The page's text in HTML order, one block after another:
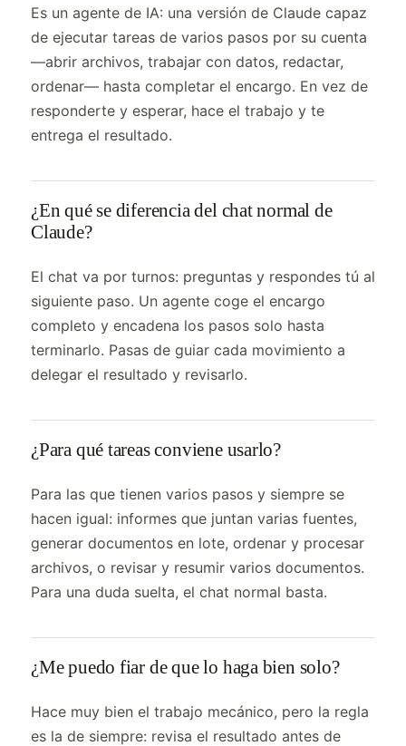
Es un agente de IA: una versión de Claude capaz
de ejecutar tareas de varios pasos por su cuenta
—abrir archivos, trabajar con datos, redactar,
ordenar— hasta completar el encargo. En vez de
responderte y esperar, hace el trabajo y te
entrega el resultado.
¿En qué se diferencia del chat normal de
Claude?
El chat va por turnos: preguntas y respondes tú al
siguiente paso. Un agente coge el encargo
completo y encadena los pasos solo hasta
terminarlo. Pasas de guiar cada movimiento a
delegar el resultado y revisarlo.
¿Para qué tareas conviene usarlo?
Para las que tienen varios pasos y siempre se
hacen igual: informes que juntan varias fuentes,
generar documentos en lote, ordenar y procesar
archivos, o revisar y resumir varios documentos.
Para una duda suelta, el chat normal basta.
¿Me puedo fiar de que lo haga bien solo?
Hace muy bien el trabajo mecánico, pero la regla
es la de siempre: revisa el resultado antes de